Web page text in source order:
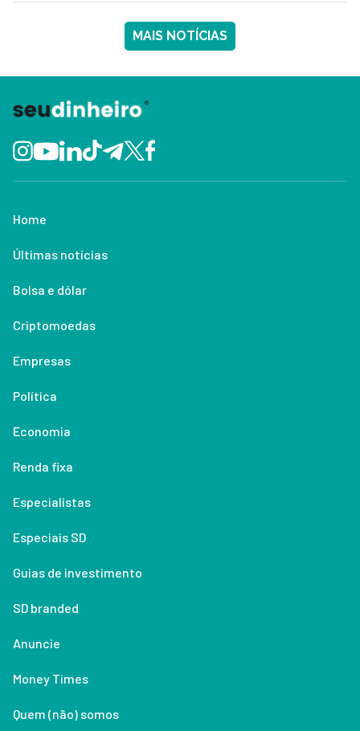
MAIS NOTÍCIAS
Home
Últimas notícias
Bolsa e dólar
Criptomoedas
Empresas
Política
Economia
Renda fixa
Especialistas
Especiais SD
Guias de investimento
SD branded
Anuncie
Money Times
Quem (não) somos